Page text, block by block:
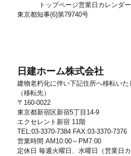
トップページ営業日カレンダー
東京都知事(6)第79740号
日建ホーム株式会社
建物老朽化に伴い下記住所へ移転いた
（移転先）
〒160-0022
東京都新宿区新宿5丁目14-9
エクセレント新宿 11階
TEL:03-3370-7384 FAX:03-3370-7376
営業時間 AM10:00～PM7:00
定休日 毎週火曜日、水曜日（営業日カ